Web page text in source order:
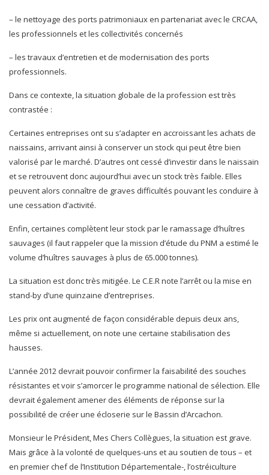
– le nettoyage des ports patrimoniaux en partenariat avec le CRCAA,
les professionnels et les collectivités concernés
– les travaux d’entretien et de modernisation des ports
professionnels.
Dans ce contexte, la situation globale de la profession est très
contrastée :
Certaines entreprises ont su s’adapter en accroissant les achats de
naissains, arrivant ainsi à conserver un stock qui peut être bien
valorisé par le marché. D’autres ont cessé d’investir dans le naissain
et se retrouvent donc aujourd’hui avec un stock très faible. Elles
peuvent alors connaître de graves difficultés pouvant les conduire à
une cessation d’activité.
Enfin, certaines complètent leur stock par le ramassage d’huîtres
sauvages (il faut rappeler que la mission d’étude du PNM a estimé le
volume d’huîtres sauvages à plus de 65.000 tonnes).
La situation est donc très mitigée. Le C.E.R note l’arrêt ou la mise en
stand-by d’une quinzaine d’entreprises.
Les prix ont augmenté de façon considérable depuis deux ans,
même si actuellement, on note une certaine stabilisation des
hausses.
L’année 2012 devrait pouvoir confirmer la faisabilité des souches
résistantes et voir s’amorcer le programme national de sélection. Elle
devrait également amener des éléments de réponse sur la
possibilité de créer une écloserie sur le Bassin d’Arcachon.
Monsieur le Président, Mes Chers Collègues, la situation est grave.
Mais grâce à la volonté de quelques-uns et au soutien de tous – et
en premier chef de l’Institution Départementale-, l’ostréiculture